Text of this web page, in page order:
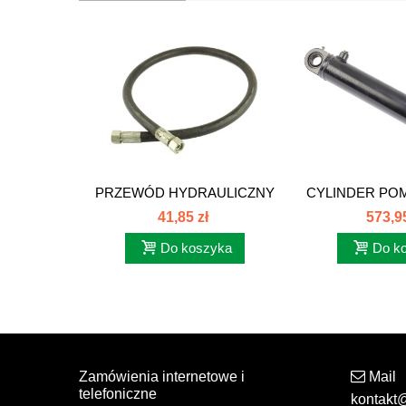
PRZEWÓD HYDRAULICZNY
SILNIKA...
41,85 zł
Do koszyka
CYLINDER
CYL
Do
Zamówienia internetowe i
telefoniczne
Mail